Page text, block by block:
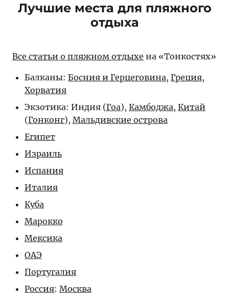
Лучшие места для пляжного
отдыха
Все статьи о пляжном отдыхе на «Тонкостях»
Балканы: Босния и Герцеговина, Греция,
Хорватия
Экзотика: Индия (Гоа), Камбоджа, Китай
(Гонконг), Мальдивские острова
Египет
Израиль
Испания
Италия
Куба
Марокко
Мексика
ОАЭ
Португалия
Россия: Москва